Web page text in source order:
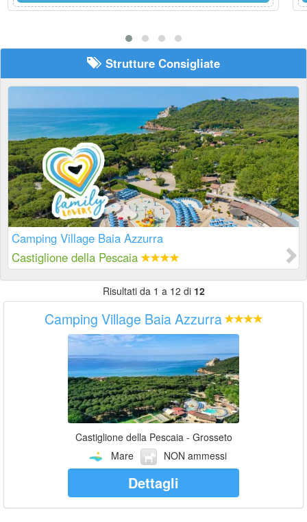
Strutture Consigliate
Camping Village Baia Azzurra
Castiglione della Pescaia
Risultati da 1 a 12 di 12
Camping Village Baia Azzurra
Castiglione della Pescaia - Grosseto
Mare
NON ammessi
Dettagli